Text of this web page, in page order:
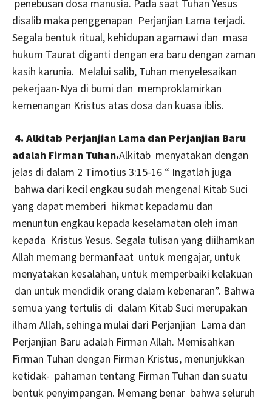
penebusan dosa manusia. Pada saat Tuhan Yesus
disalib maka penggenapan Perjanjian Lama terjadi.
Segala bentuk ritual, kehidupan agamawi dan masa
hukum Taurat diganti dengan era baru dengan zaman
kasih karunia. Melalui salib, Tuhan menyelesaikan
pekerjaan-Nya di bumi dan memproklamirkan
kemenangan Kristus atas dosa dan kuasa iblis.
4. Alkitab Perjanjian Lama dan Perjanjian Baru
adalah Firman Tuhan.Alkitab menyatakan dengan
jelas di dalam 2 Timotius 3:15-16 “ Ingatlah juga
bahwa dari kecil engkau sudah mengenal Kitab Suci
yang dapat memberi hikmat kepadamu dan
menuntun engkau kepada keselamatan oleh iman
kepada Kristus Yesus. Segala tulisan yang diilhamkan
Allah memang bermanfaat untuk mengajar, untuk
menyatakan kesalahan, untuk memperbaiki kelakuan
dan untuk mendidik orang dalam kebenaran”. Bahwa
semua yang tertulis di dalam Kitab Suci merupakan
ilham Allah, sehinga mulai dari Perjanjian Lama dan
Perjanjian Baru adalah Firman Allah. Memisahkan
Firman Tuhan dengan Firman Kristus, menunjukkan
ketidak- pahaman tentang Firman Tuhan dan suatu
bentuk penyimpangan. Memang benar bahwa seluruh